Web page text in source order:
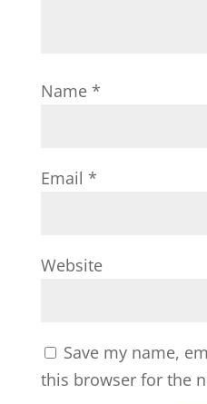
Name *
Email *
Website
Save my name,
this browser for the